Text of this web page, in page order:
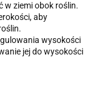
w ziemi obok roślin.
aby
wysokości
jej do wysokości